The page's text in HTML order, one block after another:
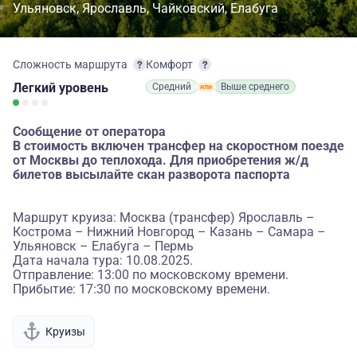
Ульяновск Ярославль Чайковский Елабуга
Сложность маршрута
Легкий уровень
Комфорт
Средний Выше среднего
Сообщение от оператора
В стоимость включен трансфер на скоростном поезде
от Москвы до теплохода. Для приобретения ж/д
билетов высылайте скан разворота паспорта
Маршрут круиза: Москва (трансфер) Ярославль –
Кострома – Нижний Новгород – Казань – Самара –
Ульяновск – Елабуга – Пермь
Дата начала тура: 10.08.2025.
Отправление: 13:00 по московскому времени.
Прибытие: 17:30 по московскому времени.
Круизы